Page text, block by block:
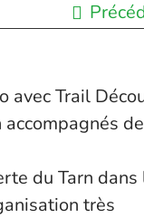
avec Trail
du Tarn
très